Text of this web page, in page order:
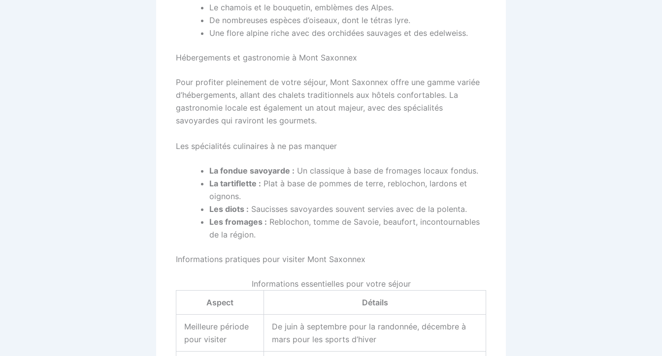
Le chamois et le bouquetin, emblèmes des Alpes.
De nombreuses espèces d’oiseaux, dont le tétras lyre.
Une flore alpine riche avec des orchidées sauvages et des edelweiss.
Hébergements et gastronomie à Mont Saxonnex
Pour profiter pleinement de votre séjour, Mont Saxonnex offre une gamme variée
d’hébergements, allant des chalets traditionnels aux hôtels confortables. La
gastronomie locale est également un atout majeur, avec des spécialités
savoyardes qui raviront les gourmets.
Les spécialités culinaires à ne pas manquer
La fondue savoyarde : Un classique à base de fromages locaux fondus.
La tartiflette : Plat à base de pommes de terre, reblochon, lardons et
oignons.
Les diots : Saucisses savoyardes souvent servies avec de la polenta.
Les fromages : Reblochon, tomme de Savoie, beaufort, incontournables
de la région.
Informations pratiques pour visiter Mont Saxonnex
Informations essentielles pour votre séjour
Aspect
Détails
Meilleure période
pour visiter
De juin à septembre pour la randonnée, décembre à
mars pour les sports d’hiver